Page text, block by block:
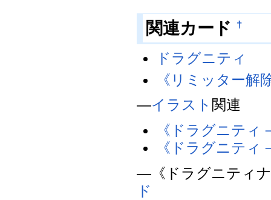
関連カード †
ドラグニティ
《リミッター解
―イラスト 関連
《ドラグニティ
《ドラグニティ
―《ドラグニティ
ド